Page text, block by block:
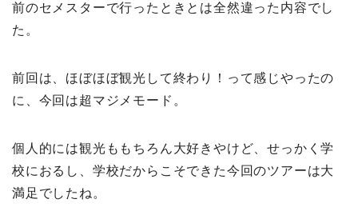
前のセメスターで行ったときとは全然違った内容でし
た。
前回は、ほぼほぼ観光して終わり！って感じやったの
に、今回は超マジメモード。
個人的には観光ももちろん大好きやけど、せっかく学
校におるし、学校だからこそできた今回のツアーは大
満足でしたね。